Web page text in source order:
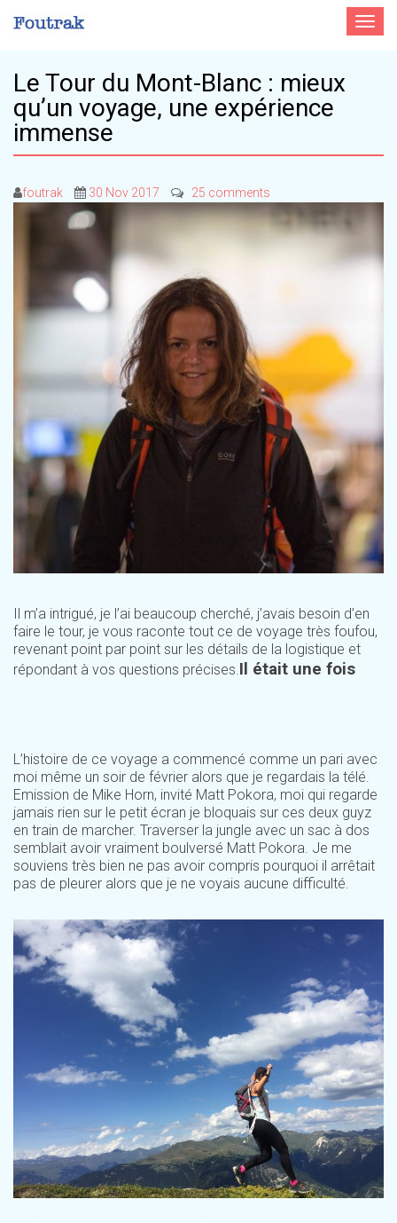
Toggle
Le Tour du Mont-Blanc : mieux
qu’un voyage, une expérience
immense
foutrak 30 Nov 2017 25 comments
Il m’a intrigué, je l’ai beaucoup cherché, j’avais besoin d’en
faire le tour, je vous raconte tout ce de voyage très foufou,
revenant point par point sur les détails de la logistique et
répondant à vos questions précises.Il était une fois
L’histoire de ce voyage a commencé comme un pari avec
moi même un soir de février alors que je regardais la télé.
Emission de Mike Horn, invité Matt Pokora, moi qui regarde
jamais rien sur le petit écran je bloquais sur ces deux guyz
en train de marcher. Traverser la jungle avec un sac à dos
semblait avoir vraiment boulversé Matt Pokora. Je me
souviens très bien ne pas avoir compris pourquoi il arrêtait
pas de pleurer alors que je ne voyais aucune difficulté.